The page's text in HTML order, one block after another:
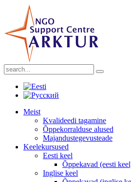
Meist
Kvalideedi tagamine
Õppekorralduse alused
Majandustegevusteade
Keelekursused
Eesti keel
Õppekavad (eesti
Inglise keel